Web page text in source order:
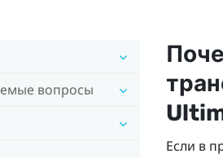
вопросы
Если в